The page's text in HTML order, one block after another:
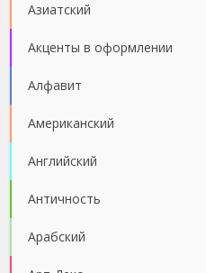
Азиатский
Акценты в оформлении
Алфавит
Американский
Английский
Античность
Арабский